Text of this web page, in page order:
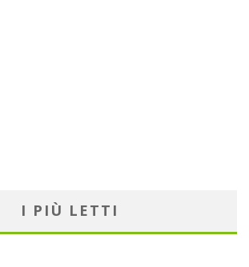
I PIÙ LETTI